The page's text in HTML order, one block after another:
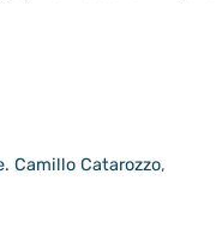
Camillo Catarozzo,